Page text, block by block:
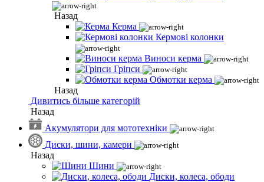
Назад
Керма
Кермові колонки
Виноси керма
Гріпси
Обмотки керма
Назад
Дивитись більше категорій
Назад
Акумулятори для мототехніки
Диски, шини, камери
Назад
Шини
Диски, колеса, ободи